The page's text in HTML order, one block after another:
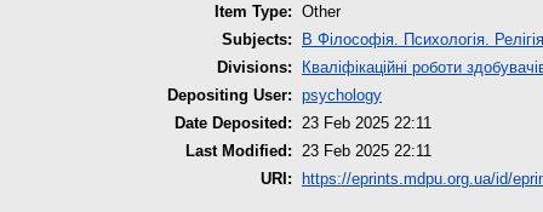
Item Type: Other
Subjects:
B Філософія. Психологія. Релігія
Divisions:
Кваліфікаційні роботи
Depositing User: psychology
Date Deposited:
23 Feb 2025 22:11
Last Modified:
23 Feb 2025 22:11
URI:
https://eprints.mdpu.org.ua/id/